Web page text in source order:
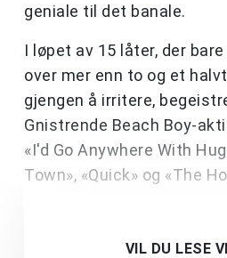
geniale til det banale.
I løpet av 15 låter, der
over mer enn to og et
gjengen å irritere,
Gnistrende Beach Boy-
«I'd Go Anywhere With
Town», «Quick» og «The
VIL DU LESE